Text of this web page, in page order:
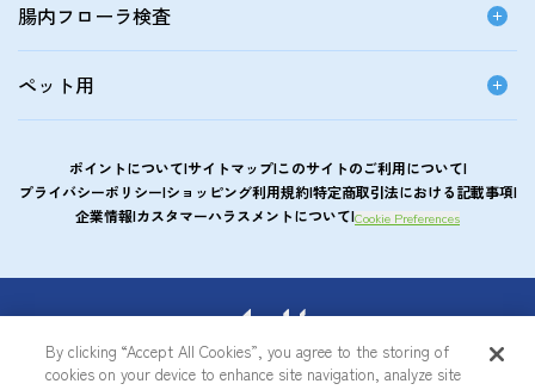
腸内フローラ検査
ペット用
ポイントについて サイトマップこのサイトのご利用について
プライバシーポリシー ショッピング利用規約特定商取引法における記載事項
企業情報 カスタマーハラスメントについて Cookie Preferences
アサヒカルピスウエルネスショップ
© Asahi Group Foods, Ltd.
By clicking “Accept All Cookies”, you agree to the storing of
cookies on your device to enhance site navigation, analyze site